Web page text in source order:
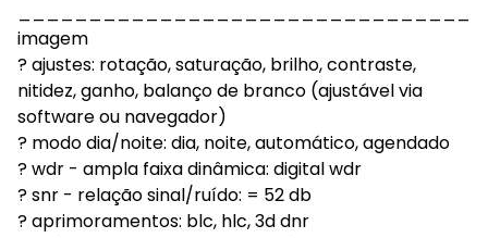
imagem
? ajustes: rotação, saturação, brilho, contraste,
nitidez, ganho, balanço de branco (ajustável via
software ou navegador)
? modo dia/noite: dia, noite, automático, agendado
? wdr - ampla faixa dinâmica: digital wdr
? snr - relação sinal/ruído: = 52 db
? aprimoramentos: blc, hlc, 3d dnr